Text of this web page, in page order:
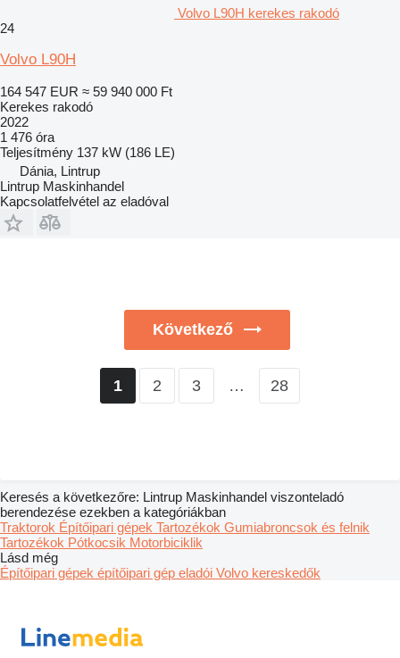
Volvo L90H kerekes rakodó
24
Volvo L90H
164 547 EUR ≈ 59 940 000 Ft
Kerekes rakodó
2022
1 476 óra
Teljesítmény 137 kW (186 LE)
Dánia, Lintrup
Lintrup Maskinhandel
Kapcsolatfelvétel az eladóval
Következő
1 2 3 … 28
Keresés a következőre: Lintrup Maskinhandel viszonteladó
berendezése ezekben a kategóriákban
Traktorok Építőipari gépek Tartozékok Gumiabroncsok és felnik
Tartozékok Pótkocsik Motorbiciklik
Lásd még
Építőipari gépek építőipari gép eladói Volvo kereskedők